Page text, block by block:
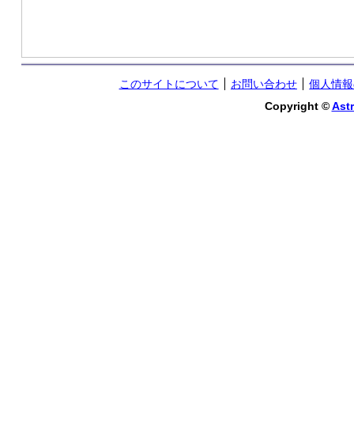
このサイトについて お問い合わせ
個人情
Copyright ©